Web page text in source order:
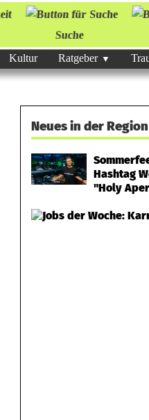
Suche
Kultur Ratgeber
Neues in der Region
Hashtag
"Holy